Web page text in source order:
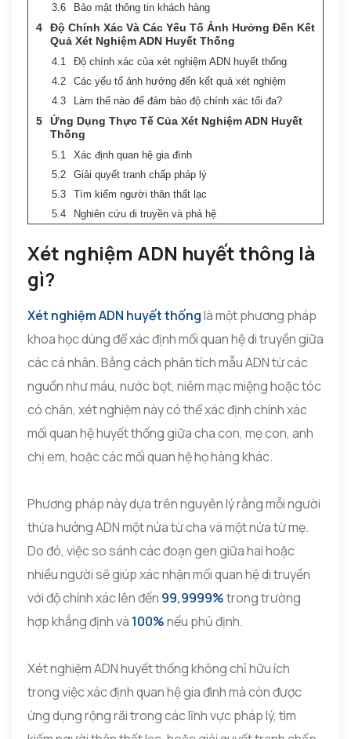
Bảo mật thông tin khách hàng
Độ Chính Xác Và Các Yếu Tố Ảnh Hưởng Đến Kết
Quả Xét Nghiệm ADN Huyết Thống
Độ chính xác của xét nghiệm ADN huyết thống
Các yếu tố ảnh hưởng đến kết quả xét nghiệm
Làm thế nào để đảm bảo độ chính xác tối đa?
Ứng Dụng Thực Tế Của Xét Nghiệm ADN Huyết
Thống
Xác định quan hệ gia đình
Giải quyết tranh chấp pháp lý
Tìm kiếm người thân thất lạc
Nghiên cứu di truyền và phả hệ
Xét nghiệm ADN huyết thông là
gì?
Xét nghiệm ADN huyết thốnglà một phương pháp
khoa học dùng để xác định mối quan hệ di truyền giữa
các cá nhân. Bằng cách phân tích mẫu ADN từ các
nguồn như máu, nước bọt, niêm mạc miệng hoặc tóc
có chân, xét nghiệm này có thể xác định chính xác
mối quan hệ huyết thống giữa cha con, mẹ con, anh
chị em, hoặc các mối quan hệ họ hàng khác.
Phương pháp này dựa trên nguyên lý rằng mỗi người
thừa hưởng ADN một nửa từ cha và một nửa từ mẹ.
Do đó, việc so sánh các đoạn gen giữa hai hoặc
nhiều người sẽ giúp xác nhận mối quan hệ di truyền
với độ chính xác lên đến 99,9999%trong trường
hợp khẳng định và 100%nếu phủ định.
Xét nghiệm ADN huyết thống không chỉ hữu ích
trong việc xác định quan hệ gia đình mà còn được
ứng dụng rộng rãi trong các lĩnh vực pháp lý, tìm